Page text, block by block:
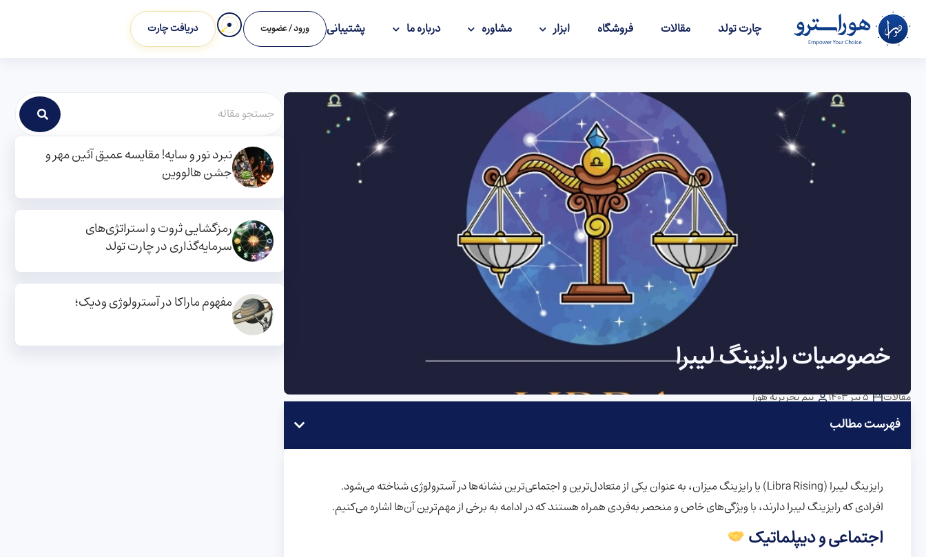
چارت تولد مقالات فروشگاه ابزار مشاوره درباره ما پشتیبانی ورود / عضویت دریافت چارت
خصوصیات رایزینگ لیبرا
مقالات 5 تیر 1403 تیم تحریریه هورا
فهرست مطالب
رایزینگ لیبرا (Libra Rising) یا رایزینگ میزان، به عنوان یکی از متعادل‌ترین و اجتماعی‌ترین نشانه‌ها در آسترولوژی شناخته می‌شود.
افرادی که رایزینگ لیبرا دارند، با ویژگی‌های خاص و منحصر به‌فردی همراه هستند که در ادامه به برخی از مهم‌ترین آن‌ها اشاره می‌کنیم.
اجتماعی و دیپلماتیک
نبرد نور و سایه! مقایسه عمیق آئین مهر و
جشن هالووین
رمزگشایی ثروت و استراتژی‌های
سرمایه‌گذاری در چارت تولد
مفهوم ماراکا در آسترولوژی ودیک؛